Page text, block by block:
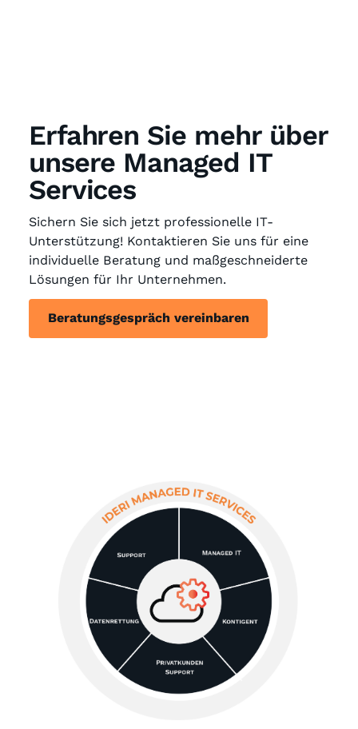
Erfahren Sie mehr über
unsere Managed IT
Services
Sichern Sie sich jetzt professionelle IT-
Unterstützung! Kontaktieren Sie uns für eine
individuelle Beratung und maßgeschneiderte
Lösungen für Ihr Unternehmen.
Beratungsgespräch vereinbaren